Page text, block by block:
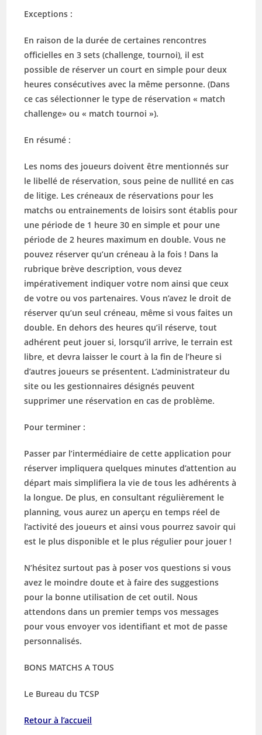
Exceptions :
En raison de la durée de certaines rencontres
officielles en 3 sets (challenge, tournoi), il est
possible de réserver un court en simple pour deux
heures consécutives avec la même personne. (Dans
ce cas sélectionner le type de réservation « match
challenge» ou « match tournoi »).
En résumé :
Les noms des joueurs doivent être mentionnés sur
le libellé de réservation, sous peine de nullité en cas
de litige. Les créneaux de réservations pour les
matchs ou entrainements de loisirs sont établis pour
une période de 1 heure 30 en simple et pour une
période de 2 heures maximum en double. Vous ne
pouvez réserver qu’un créneau à la fois ! Dans la
rubrique brève description, vous devez
impérativement indiquer votre nom ainsi que ceux
de votre ou vos partenaires. Vous n’avez le droit de
réserver qu’un seul créneau, même si vous faites un
double. En dehors des heures qu’il réserve, tout
adhérent peut jouer si, lorsqu’il arrive, le terrain est
libre, et devra laisser le court à la fin de l’heure si
d’autres joueurs se présentent. L’administrateur du
site ou les gestionnaires désignés peuvent
supprimer une réservation en cas de problème.
Pour terminer :
Passer par l’intermédiaire de cette application pour
réserver impliquera quelques minutes d’attention au
départ mais simplifiera la vie de tous les adhérents à
la longue. De plus, en consultant régulièrement le
planning, vous aurez un aperçu en temps réel de
l’activité des joueurs et ainsi vous pourrez savoir qui
est le plus disponible et le plus régulier pour jouer !
N’hésitez surtout pas à poser vos questions si vous
avez le moindre doute et à faire des suggestions
pour la bonne utilisation de cet outil. Nous
attendons dans un premier temps vos messages
pour vous envoyer vos identifiant et mot de passe
personnalisés.
BONS MATCHS A TOUS
Le Bureau du TCSP
Retour à l’accueil